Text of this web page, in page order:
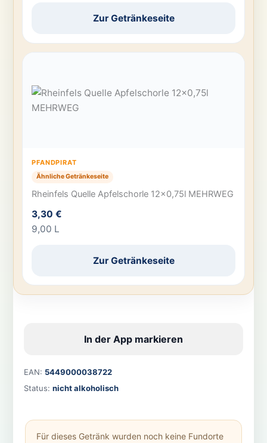
Zur Getränkeseite
PFANDPIRAT
Ähnliche Getränkeseite
Rheinfels Quelle Apfelschorle 12×0,75l MEHRWEG
3,30 €
9,00 L
Zur Getränkeseite
In der App markieren
EAN: 5449000038722
Status: nicht alkoholisch
Für dieses Getränk wurden noch keine Fundorte